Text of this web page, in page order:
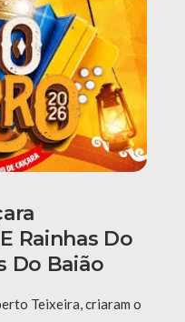
Rainhas Do
Do Baião
Teixeira, criaram o